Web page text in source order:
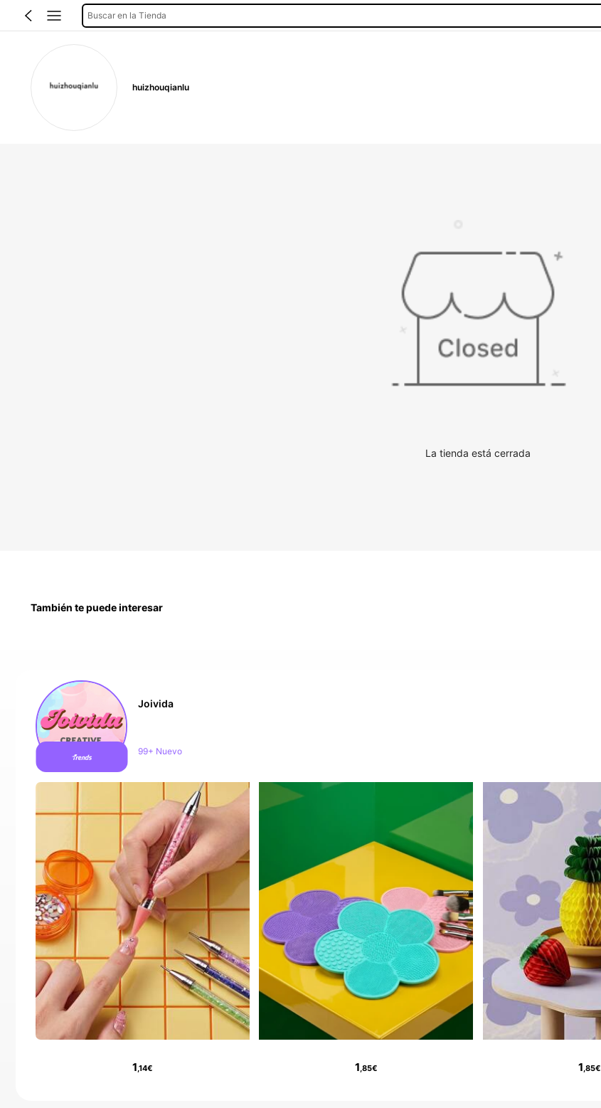
Buscar en la Tienda
huizhouqianlu
La tienda está cerrada
También te puede interesar
Joivida
291K seguidores
1,14€ 1,85€ 1,85€